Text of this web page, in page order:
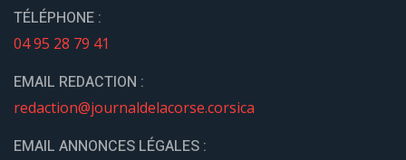
TÉLÉPHONE :
04 95 28 79 41
EMAIL REDACTION :
redaction@journaldelacorse.corsica
EMAIL ANNONCES LÉGALES :